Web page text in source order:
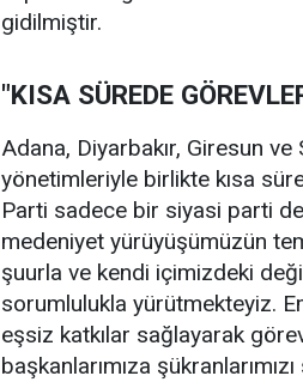
gidilmiştir.
"KISA SÜREDE
Adana, Diyarbakır, Giresun
yönetimleriyle birlikte kısa
Parti sadece bir siyasi parti
medeniyet yürüyüşümüzün
şuurla ve kendi içimizdeki
sorumlulukla yürütmekteyiz.
eşsiz katkılar sağlayarak
başkanlarımıza